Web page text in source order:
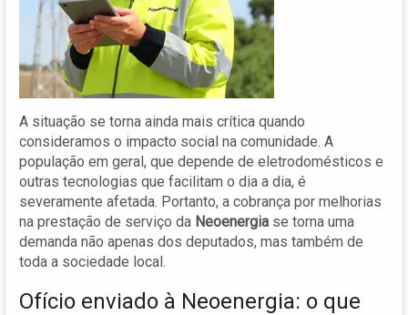
A situação se torna ainda mais crítica quando
consideramos o impacto social na comunidade. A
população em geral, que depende de eletrodomésticos e
outras tecnologias que facilitam o dia a dia, é
severamente afetada. Portanto, a cobrança por melhorias
na prestação de serviço da Neoenergia se torna uma
demanda não apenas dos deputados, mas também de
toda a sociedade local.
Ofício enviado à Neoenergia: o que